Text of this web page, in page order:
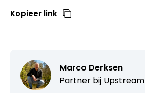
Kopieer link
Marco Derksen
Partner bij Upstream